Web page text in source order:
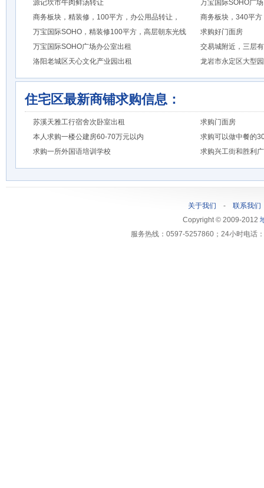
源记坎市牛肉鲜汤转让
万宝国际SOHO广场
商务板块，精装修，100平方，办公用品转让，
商务板块，340平
万宝国际SOHO，精装修100平方，高层朝东光线
求购好门面房
万宝国际SOHO广场办公室出租
交易城附近，三层
洛阳老城区天心文化产业园出租
龙岩市永定区大型
住宅区最新商铺求购信息：
苏溪天雅工行宿舍次卧室出租
求购门面房
本人求购一楼公建房60-70万元以内
求购可以做中餐的
求购一所外国语培训学校
求购兴工街和胜利
关于我们 - 联系我们
Copyright © 2009-2012
服务热线：0597-5257860；24小时电